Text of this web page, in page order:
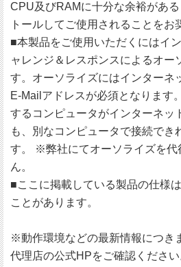
CPU及びRAMに十分な余裕があ
トールしてご使用されることをお
■本製品をご使用いただくにはイ
ャレンジ＆レスポンスによるオー
す。オーソライズにはインターネ
E-Mailアドレスが必須となります
するコンピュータがインターネッ
も、別なコンピュータで接続でき
す。 ※弊社にてオーソライズを代
ん。
■ここに掲載している製品の仕様
ことがあります。
※動作環境などの最新情報につき
代理店の公式HPをご確認ください